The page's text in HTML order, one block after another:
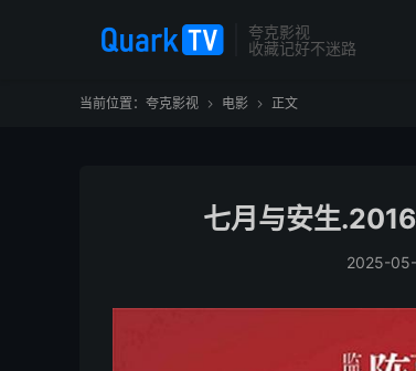
夸克影视
收藏记好不迷路
当前位置： 夸克影视  电影  正文
七月与安生
2025-